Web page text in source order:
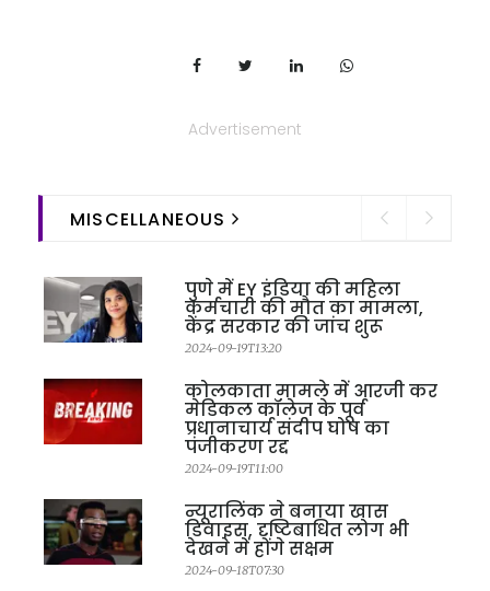
Advertisement
MISCELLANEOUS
पुणे में EY इंडिया की महिला
कर्मचारी की मौत का मामला,
केंद्र सरकार की जांच शुरू
2024-09-19T13:20
कोलकाता मामले में आरजी कर
मेडिकल कॉलेज के पूर्व
प्रधानाचार्य संदीप घोष का
पंजीकरण रद्द
2024-09-19T11:00
न्यूरालिंक ने बनाया खास
डिवाइस, दृष्टिबाधित लोग भी
देखने में होंगे सक्षम
2024-09-18T07:30